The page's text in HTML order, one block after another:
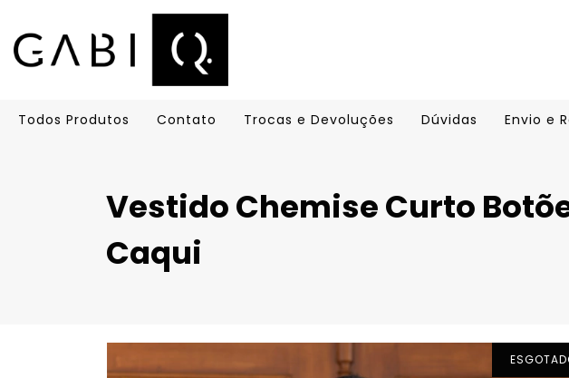
Todos Produtos Contato Trocas e Devoluções Dúvidas Envio e
Vestido Chemise Curto
Caqui